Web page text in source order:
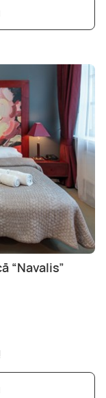
“Navalis”